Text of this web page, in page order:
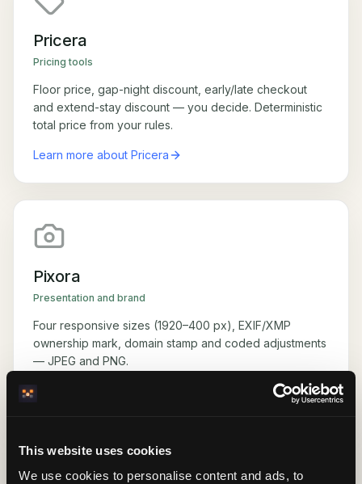
This website uses cookies
We use cookies to personalise content and ads, to
Pricera
Pricing tools
Floor price, gap-night discount, early/late checkout
and extend-stay discount — you decide. Deterministic
total price from your rules.
Learn more about Pricera
Pixora
Presentation and brand
Four responsive sizes (1920–400 px), EXIF/XMP
ownership mark, domain stamp and coded adjustments
— JPEG and PNG.
Learn more about Pixora